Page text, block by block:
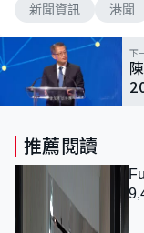
新聞資訊 港聞
下
推薦閱讀